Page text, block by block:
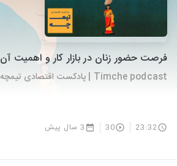
فرصت حضور زنان در بازار کار و اهمیت آن
Timche podcast | پادکست اقتصادی تیمچه
23:32
30 3 سال پیش